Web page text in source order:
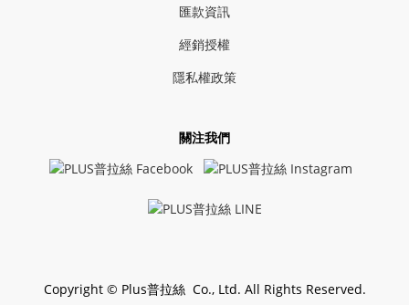
匯款資訊
經銷授權
隱私權政策
關注我們
Copyright © Plus普拉絲 Co., Ltd. All Rights Reserved.